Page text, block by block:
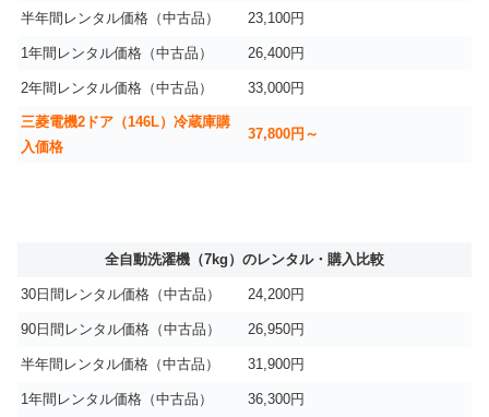
半年間レンタル価格（中古品） 23,100円
1年間レンタル価格（中古品） 26,400円
2年間レンタル価格（中古品） 33,000円
三菱電機2ドア（146L）冷蔵庫購
入価格
37,800円～
全自動洗濯機（7kg）のレンタル・購入比較
30日間レンタル価格（中古品） 24,200円
90日間レンタル価格（中古品） 26,950円
半年間レンタル価格（中古品） 31,900円
1年間レンタル価格（中古品） 36,300円